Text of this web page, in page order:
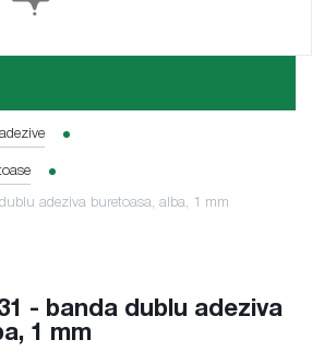
adeziva buretoasa, alba, 1 mm
- banda dublu adeziva
1 mm